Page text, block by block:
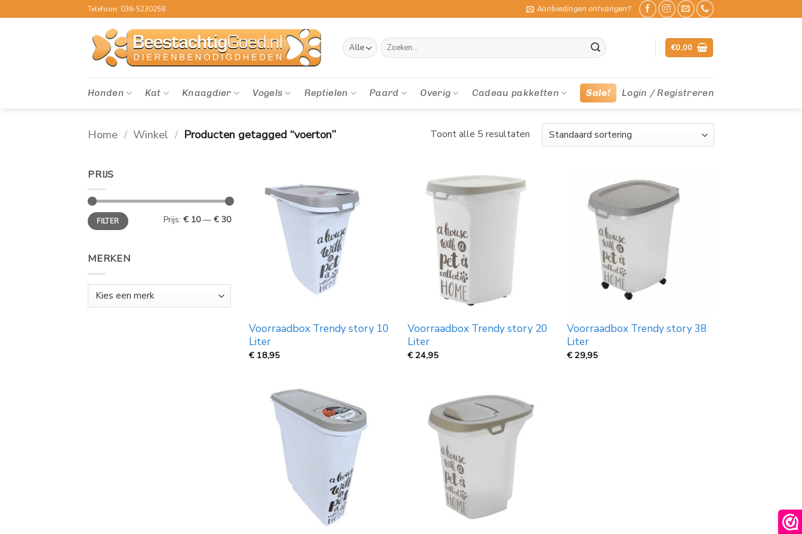
naar
Telefoon: 036-5230258 Aanbiedingen ontvangen?
Zoeken
naar:
€0,00
Honden Kat Knaagdier Vogels Reptielen Paard Overig Cadeau pakketten Sale! Login / Registreren
Home / Winkel / Producten getagged “voerton” Toont alle 5 resultaten
PRIJS
Min.
prijs
Max.
prijsFILTER Prijs: € 10— € 30
MERKEN
Voorraadbox Trendy story 10
Liter
€ 18,95
Voorraadbox Trendy story 20
Liter
€24,95
Voorraadbox Trendy story 38
Liter
€29,95